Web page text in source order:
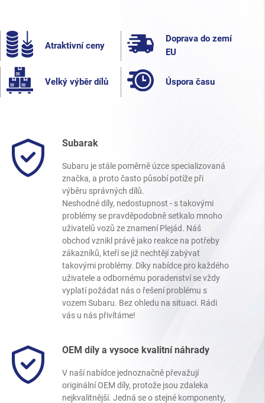
Atraktivní ceny
Doprava do zemí
EU
Velký výběr dílů Úspora času
Subarak
Subaru je stále poměrně úzce specializovaná
značka, a proto často působí potíže při
výběru správných dílů.
Neshodné díly, nedostupnost - s takovými
problémy se pravděpodobně setkalo mnoho
uživatelů vozů ze znamení Plejád. Náš
obchod vznikl právě jako reakce na potřeby
zákazníků, kteří se již nechtějí zabývat
takovými problémy. Díky nabídce pro každého
uživatele a odbornému poradenství se vždy
vyplatí požádat nás o řešení problému s
vozem Subaru. Bez ohledu na situaci. Rádi
vás u nás přivítáme!
OEM díly a vysoce kvalitní náhrady
V naší nabídce jednoznačně převažují
originální OEM díly, protože jsou zdaleka
nejkvalitnější. Jedná se o stejné komponenty,